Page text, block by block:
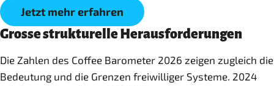
Jetzt mehr erfahren
Grosse strukturelle Herausforderungen
Die Zahlen des Coffee Barometer 2026 zeigen zugleich die
Bedeutung und die Grenzen freiwilliger Systeme. 2024